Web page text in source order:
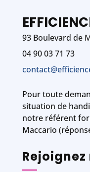
93 Boulevard de
04 90 03 71 73
Pour toute
situation de
notre référent
Maccario